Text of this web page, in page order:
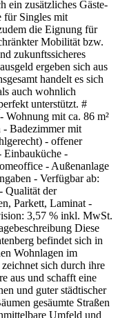
ein zusätzliches Gäste-
für Singles mit
die Eignung für
Mobilität bzw.
zukunftssicheres
ergeben sich aus
handelt es sich
auch wohnlich
unterstützt. #
Wohnung mit ca. 86 m²
Badezimmer mit
- offener
Einbauküche -
- Außenanlage
- Verfügbar ab:
Qualität der
Parkett, Laminat -
3,57 % inkl. MwSt.
Diese
befindet sich in
Wohnlagen im
sich durch ihre
aus und schafft eine
und guter städtischer
gesäumte Straßen
Umfeld und